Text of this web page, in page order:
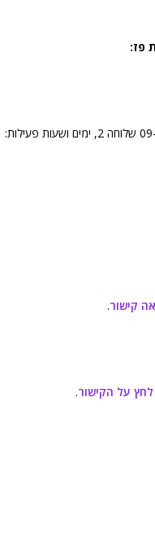
פז:
קישור.
לחץ על הקישור.